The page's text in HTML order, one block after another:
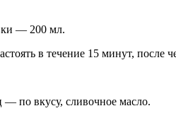
— 200 мл.
в течение 15 минут, после
по вкусу, сливочное масло.